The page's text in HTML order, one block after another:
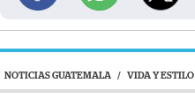
NOTICIAS GUATEMALA / VIDA Y ESTILO